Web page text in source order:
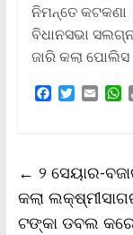
ନିମନ୍ତେ କଟକଣା
ବିଧାନସଭା ସଲଗ୍ନ
ଜାରି କଲା ପୋଲିସ
F
o
o
k
T
e
r
E
A
p
p
← ୨ ସେୟାର-
କଲା
ଟଙ୍କା ଡବଲ